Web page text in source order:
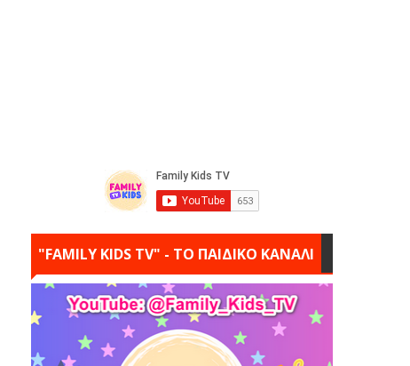
"FAMILY KIDS TV" - ΤΟ ΠΑΙΔΙΚΟ ΚΑΝΑΛΙ